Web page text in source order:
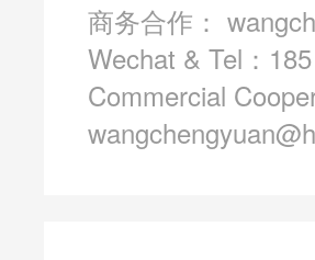
商务合作：
Wechat & Tel：
Commercial